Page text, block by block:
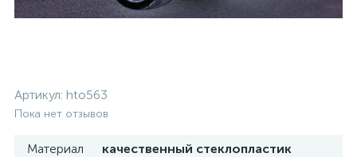
Артикул: hto563
Пока нет отзывов
Материал качественный стеклопластик